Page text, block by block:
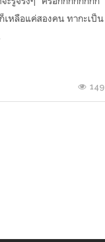
เหลือแค่สองคน ทากะเป็น
149